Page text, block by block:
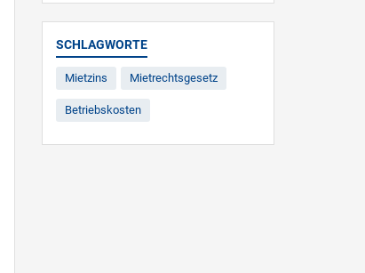
SCHLAGWORTE
Mietzins Mietrechtsgesetz
Betriebskosten